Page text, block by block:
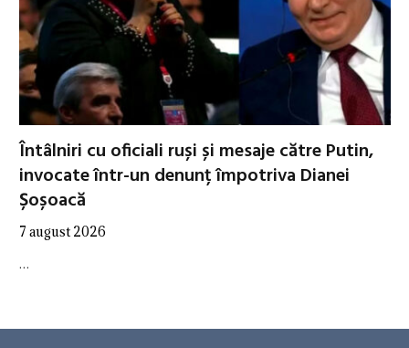
Întâlniri cu oficiali ruși și mesaje către Putin,
invocate într-un denunț împotriva Dianei
Șoșoacă
7 august 2026
…